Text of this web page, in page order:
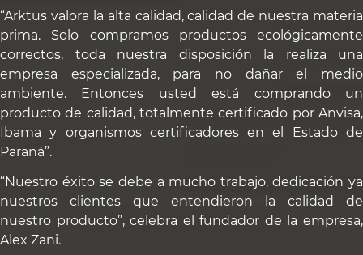
“Arktus valora la alta calidad, calidad de nuestra materia
prima. Solo compramos productos ecológicamente
correctos, toda nuestra disposición la realiza una
empresa especializada, para no dañar el medio
ambiente. Entonces usted está comprando un
producto de calidad, totalmente certificado por Anvisa,
Ibama y organismos certificadores en el Estado de
Paraná”.
“Nuestro éxito se debe a mucho trabajo, dedicación ya
nuestros clientes que entendieron la calidad de
nuestro producto”, celebra el fundador de la empresa,
Alex Zani.